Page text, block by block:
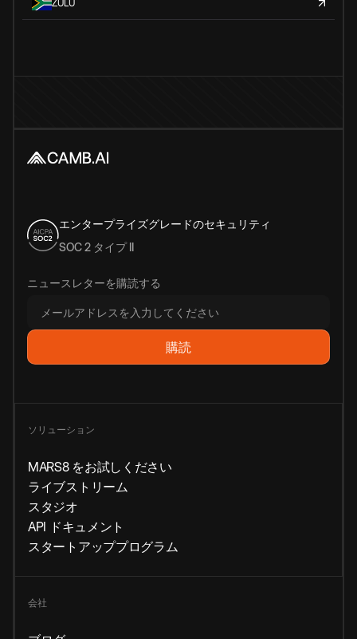
ZULU
エンタープライズグレードのセキュリティ
SOC 2 タイプ II
ニュースレターを購読する
ソリューション
MARS8 をお試しください
ライブストリーム
スタジオ
API ドキュメント
スタートアッププログラム
会社